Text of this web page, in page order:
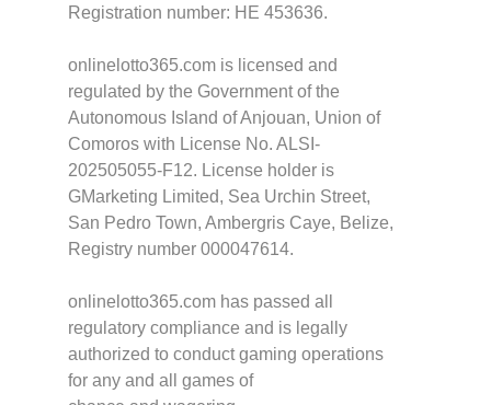
Registration number: HE 453636.
onlinelotto365.com is licensed and
regulated by the Government of the
Autonomous Island of Anjouan, Union of
Comoros with License No. ALSI-
202505055-F12. License holder is
GMarketing Limited, Sea Urchin Street,
San Pedro Town, Ambergris Caye, Belize,
Registry number 000047614.
onlinelotto365.com has passed all
regulatory compliance and is legally
authorized to conduct gaming operations
for any and all games of